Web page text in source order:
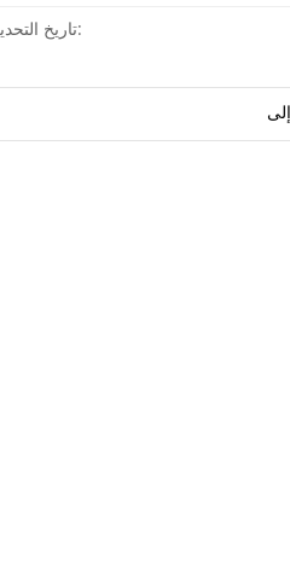
تاريخ التحديث: